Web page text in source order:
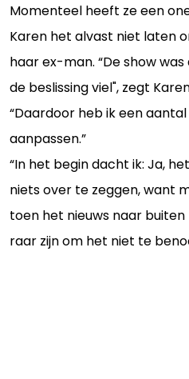
Momenteel heeft ze een
Karen het alvast niet laten
haar ex-man. “De show
de beslissing viel", zegt
“Daardoor heb ik een
aanpassen.”
“In het begin dacht ik: Ja,
niets over te zeggen, want
toen het nieuws naar
raar zijn om het niet te